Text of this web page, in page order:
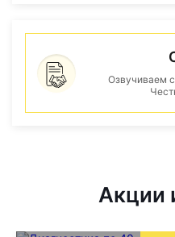
Озвучиваем
Акции